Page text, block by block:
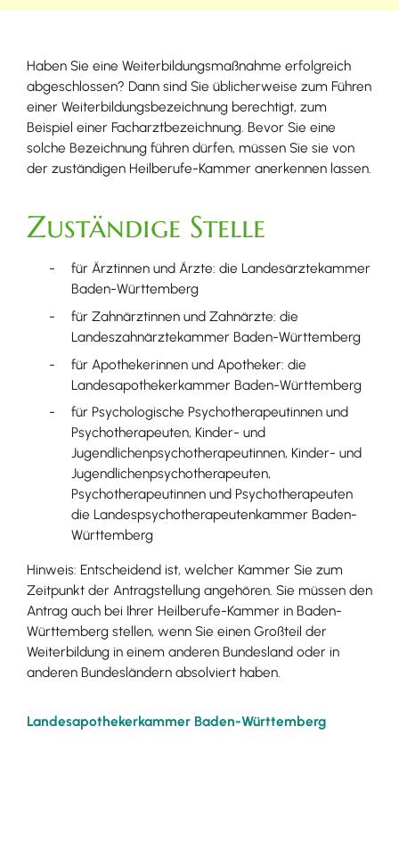
Haben Sie eine Weiterbildungsmaßnahme erfolgreich
abgeschlossen? Dann sind Sie üblicherweise zum Führen
einer Weiterbildungsbezeichnung berechtigt, zum
Beispiel einer Facharztbezeichnung. Bevor Sie eine
solche Bezeichnung führen dürfen, müssen Sie sie von
der zuständigen Heilberufe-Kammer anerkennen lassen.
Zuständige Stelle
für Ärztinnen und Ärzte: die Landesärztekammer
Baden-Württemberg
für Zahnärztinnen und Zahnärzte: die
Landeszahnärztekammer Baden-Württemberg
für Apothekerinnen und Apotheker: die
Landesapothekerkammer Baden-Württemberg
für Psychologische Psychotherapeutinnen und
Psychotherapeuten, Kinder- und
Jugendlichenpsychotherapeutinnen, Kinder- und
Jugendlichenpsychotherapeuten,
Psychotherapeutinnen und Psychotherapeuten
die Landespsychotherapeutenkammer Baden-
Württemberg
Hinweis: Entscheidend ist, welcher Kammer Sie zum
Zeitpunkt der Antragstellung angehören. Sie müssen den
Antrag auch bei Ihrer Heilberufe-Kammer in Baden-
Württemberg stellen, wenn Sie einen Großteil der
Weiterbildung in einem anderen Bundesland oder in
anderen Bundesländern absolviert haben.
Landesapothekerkammer Baden-Württemberg